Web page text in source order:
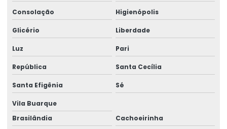
Consultoria Estrutural Para Atacadistas
Consultoria de projetos de engenharia
Consultoria Técnica Em Engenharia Estrutural
Consultoria Técnica Em Estrutural
Curso advance steel
Curso de autodesk advance steel
Consolação Higienópolis
Glicério Liberdade
Luz Pari
República Santa Cecília
Santa Efigênia Sé
Vila Buarque
Brasilândia
Cachoeirinha